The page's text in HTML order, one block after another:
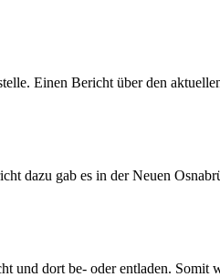
Einen Bericht über den
dazu gab es in der Neuen
und dort be- oder entladen.